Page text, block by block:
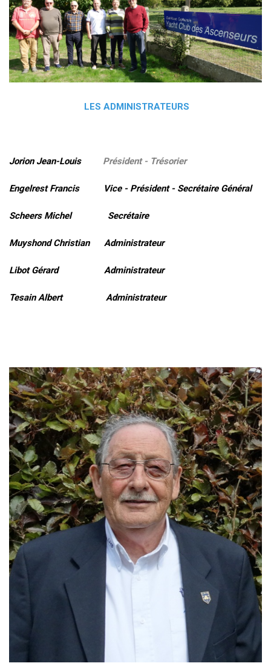
LES ADMINISTRATEURS
Jorion Jean-Louis Président - Trésorier
Engelrest Francis Vice - Président - Secrétaire Général
Scheers Michel Secrétaire
Muyshond Christian Administrateur
Libot Gérard Administrateur
Tesain Albert Administrateur